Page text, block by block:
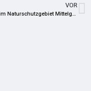
VOR
Heide im Naturschutzgebiet Mittelgrund bei Ruppersdorf niedergebrannt